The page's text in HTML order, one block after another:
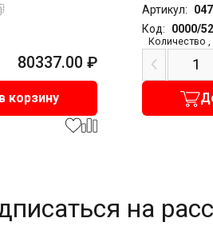
80337.00 ₽
корзину
Артикул:
Код:
0000/
Количество
на